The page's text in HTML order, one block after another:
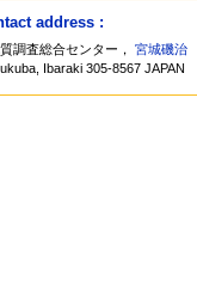
address :
調査総合センター，宮城磯治
Ibaraki 305-8567 JAPAN